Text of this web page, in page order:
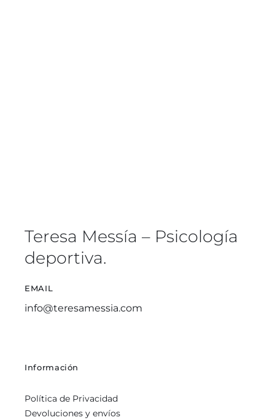
Teresa Messía – Psicología
deportiva.
EMAIL
info@teresamessia.com
Información
Política de Privacidad
Devoluciones y envíos